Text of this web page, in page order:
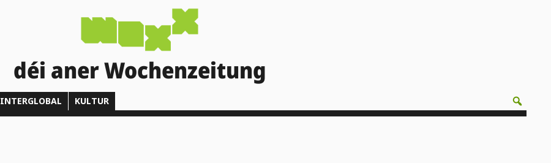
déi aner Wochenzeitung
INTERGLOBAL KULTUR